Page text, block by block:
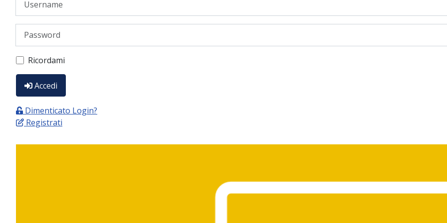
Password
Ricordami
Accedi
Dimenticato Login?
Registrati